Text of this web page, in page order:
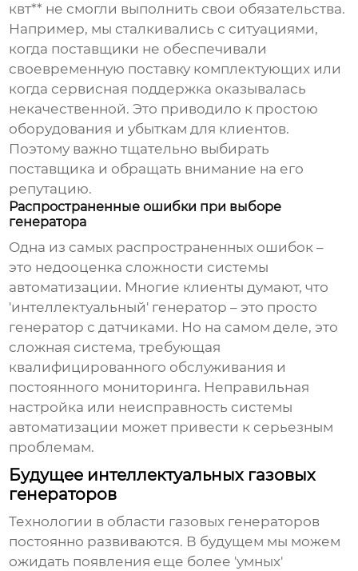
квт** не смогли выполнить свои обязательства.
Например, мы сталкивались с ситуациями,
когда поставщики не обеспечивали
своевременную поставку комплектующих или
когда сервисная поддержка оказывалась
некачественной. Это приводило к простою
оборудования и убыткам для клиентов.
Поэтому важно тщательно выбирать
поставщика и обращать внимание на его
репутацию.
Распространенные ошибки при выборе
генератора
Одна из самых распространенных ошибок –
это недооценка сложности системы
автоматизации. Многие клиенты думают, что
'интеллектуальный' генератор – это просто
генератор с датчиками. Но на самом деле, это
сложная система, требующая
квалифицированного обслуживания и
постоянного мониторинга. Неправильная
настройка или неисправность системы
автоматизации может привести к серьезным
проблемам.
Будущее интеллектуальных газовых
генераторов
Технологии в области газовых генераторов
постоянно развиваются. В будущем мы можем
ожидать появления еще более 'умных'